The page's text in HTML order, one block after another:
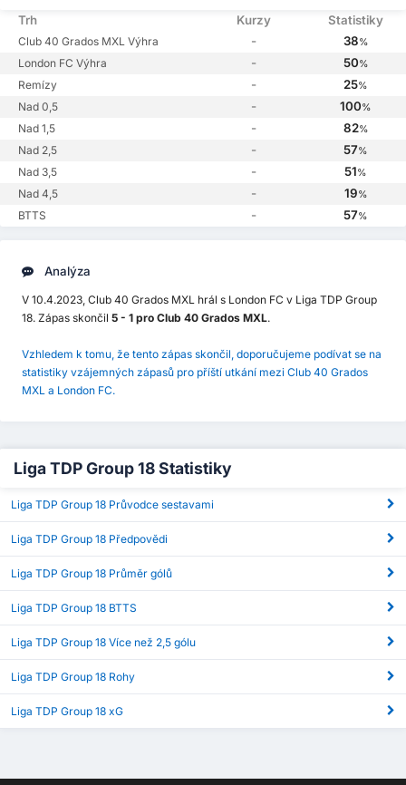
Trh Kurzy Statistiky
Club 40 Grados MXL Výhra - 38%
London FC Výhra - 50%
Remízy - 25%
Nad 0,5 - 100%
Nad 1,5 - 82%
Nad 2,5 - 57%
Nad 3,5 - 51%
Nad 4,5 - 19%
BTTS - 57%
Analýza
V 10.4.2023, Club 40 Grados MXL hrál s London FC v Liga TDP Group
18. Zápas skončil 5 - 1 pro Club 40 Grados MXL.
Vzhledem k tomu, že tento zápas skončil, doporučujeme podívat se na
statistiky vzájemných zápasů pro příští utkání mezi Club 40 Grados
MXL a London FC.
Liga TDP Group 18 Statistiky
Liga TDP Group 18 Průvodce sestavami
Liga TDP Group 18 Předpovědi
Liga TDP Group 18 Průměr gólů
Liga TDP Group 18 BTTS
Liga TDP Group 18 Více než 2,5 gólu
Liga TDP Group 18 Rohy
Liga TDP Group 18 xG